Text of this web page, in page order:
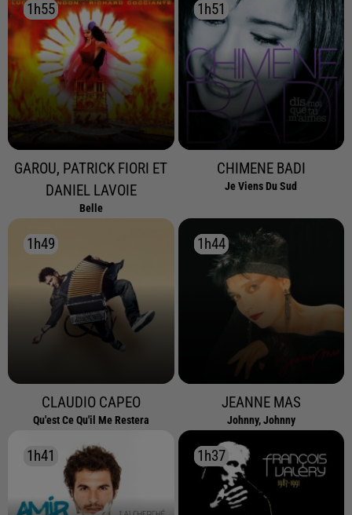
1h55
1h55
GAROU, PATRICK FIORI ET
DANIEL LAVOIE
Belle
1h51
1h51
CHIMENE BADI
Je Viens Du Sud
1h49
1h49
CLAUDIO CAPEO
Qu'est Ce Qu'il Me Restera
1h44
1h44
JEANNE MAS
Johnny, Johnny
1h41
1h41 1h37
1h37